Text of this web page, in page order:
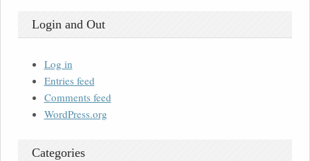
Login and Out
Log in
Entries feed
Comments feed
WordPress.org
Categories